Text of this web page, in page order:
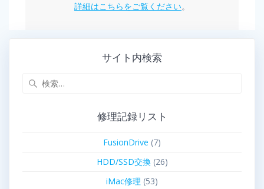
詳細はこちらをご覧ください。
サイト内検索
修理記録リスト
FusionDrive (7)
HDD/SSD交換(26)
iMac修理 (53)